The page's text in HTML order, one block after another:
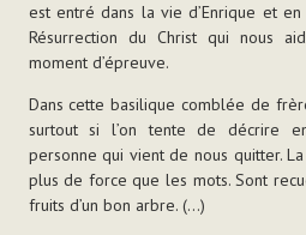
est entré dans la vie d’Enrique et
Résurrection du Christ qui nous
moment d’épreuve.
Dans cette basilique comblée de
surtout si l’on tente de décrire
personne qui vient de nous quitter.
plus de force que les mots. Sont
fruits d’un bon arbre. (...)